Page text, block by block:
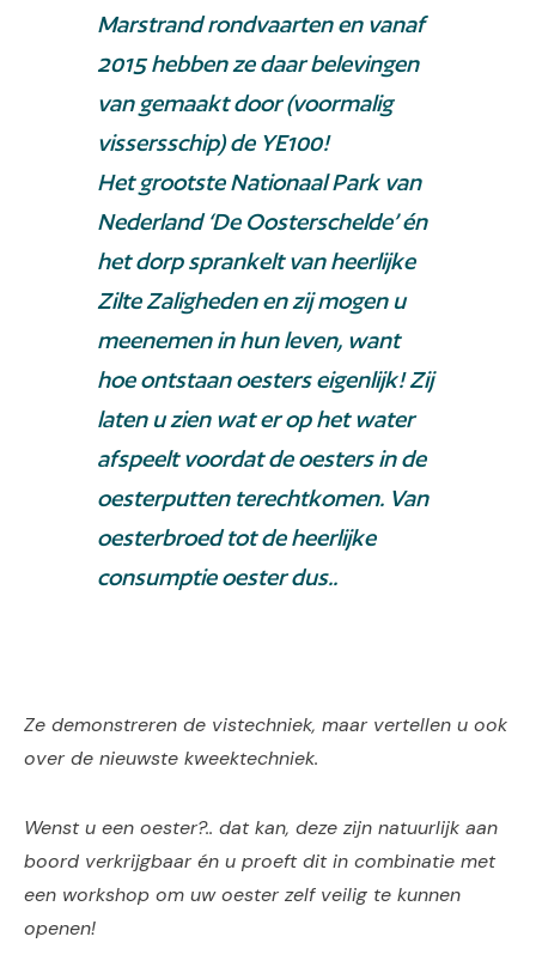
Marstrand rondvaarten en vanaf
2015 hebben ze daar belevingen
van gemaakt door (voormalig
vissersschip) de YE100!
Het grootste Nationaal Park van
Nederland ‘De Oosterschelde’ én
het dorp sprankelt van heerlijke
Zilte Zaligheden en zij mogen u
meenemen in hun leven, want
hoe ontstaan oesters eigenlijk! Zij
laten u zien wat er op het water
afspeelt voordat de oesters in de
oesterputten terechtkomen. Van
oesterbroed tot de heerlijke
consumptie oester dus..
Ze demonstreren de vistechniek, maar vertellen u ook
over de nieuwste kweektechniek.
Wenst u een oester?.. dat kan, deze zijn natuurlijk aan
boord verkrijgbaar én u proeft dit in combinatie met
een workshop om uw oester zelf veilig te kunnen
openen!